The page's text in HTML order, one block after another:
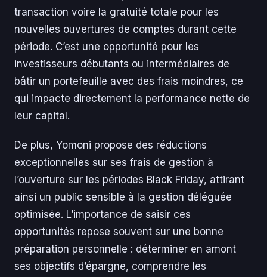
transaction voire la gratuité totale pour les
nouvelles ouvertures de comptes durant cette
période. C’est une opportunité pour les
investisseurs débutants ou intermédiaires de
bâtir un portefeuille avec des frais moindres, ce
qui impacte directement la performance nette de
leur capital.
De plus, Yomoni propose des réductions
exceptionnelles sur ses frais de gestion à
l’ouverture sur les périodes Black Friday, attirant
ainsi un public sensible à la gestion déléguée
optimisée. L’importance de saisir ces
opportunités repose souvent sur une bonne
préparation personnelle : déterminer en amont
ses objectifs d’épargne, comprendre les